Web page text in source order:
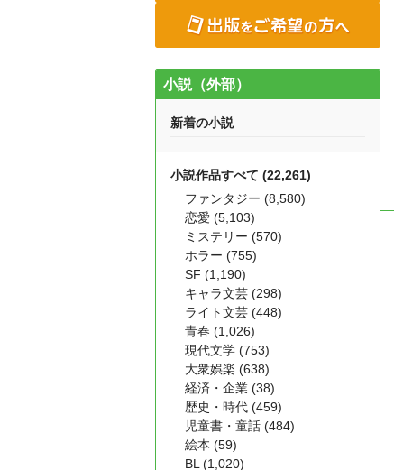
小説（外部）
新着の小説
小説作品すべて (22,261)
ファンタジー (8,580)
恋愛 (5,103)
ミステリー (570)
ホラー (755)
SF (1,190)
キャラ文芸 (298)
ライト文芸 (448)
青春 (1,026)
現代文学 (753)
大衆娯楽 (638)
経済・企業 (38)
歴史・時代 (459)
児童書・童話 (484)
絵本 (59)
BL (1,020)